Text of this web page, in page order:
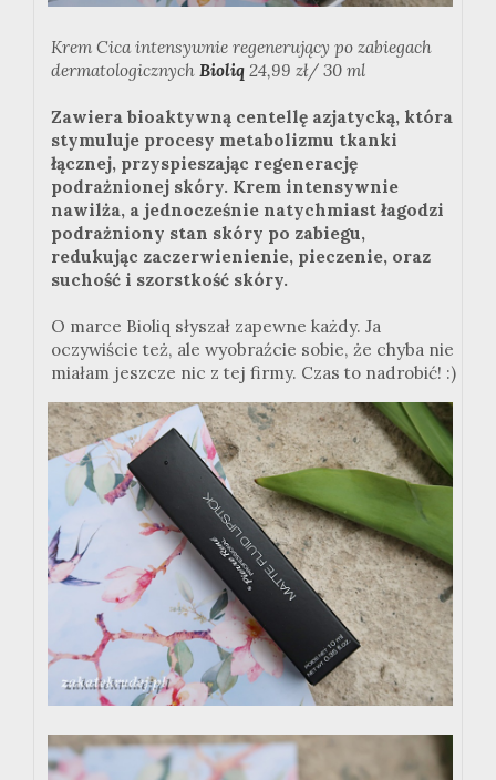
Krem Cica intensywnie regenerujący po zabiegach
dermatologicznych Bioliq 24,99 zł/ 30 ml
Zawiera bioaktywną centellę azjatycką, która
stymuluje procesy metabolizmu tkanki
łącznej, przyspieszając regenerację
podrażnionej skóry. Krem intensywnie
nawilża, a jednocześnie natychmiast łagodzi
podrażniony stan skóry po zabiegu,
redukując zaczerwienienie, pieczenie, oraz
suchość i szorstkość skóry.
O marce Bioliq słyszał zapewne każdy. Ja
oczywiście też, ale wyobraźcie sobie, że chyba nie
miałam jeszcze nic z tej firmy. Czas to nadrobić! :)